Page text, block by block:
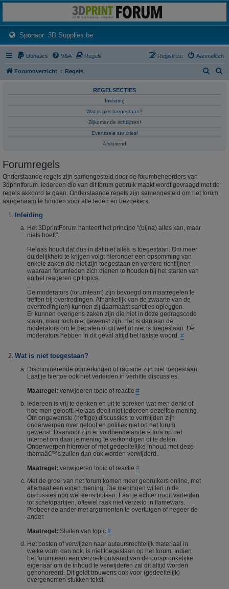
Het 3D print forum van de Benelux na de sluiting van 3dprintforum.nl
Sponsor: 3D Supplies.be(Opens a new tab)
Donaties V&A Regels Aanmelden
Registreer
Forumoverzicht Regels
e
REGELSECTIES
Inleiding
Wat is niet toegestaan?
Bijkomende richtlijnen!
Eventuele sancties!
Afsluitend
Forumregels
Onderstaande regels zijn samengesteld door de forumbeheerders van
3dprintforum. Iedereen die van dit forum gebruik maakt wordt gevraagd met de
regels akkoord te gaan. Onderstaande regels zijn samengesteld om het forum
aangenaam te houden voor alle leden en bezoekers.
Inleiding
Het 3DprintForum hanteert het principe "(bijna) alles kan, maar
niets hoeft".
Helaas houdt dat dus in dat niet alles is toegestaan. Om meer
duidelijkheid te krijgen volgt hieronder een opsomming van
enkele zaken die niet zijn toegestaan en verdere richtlijnen
waaraan forumleden zich dienen te houden bij het starten van
en het reageren op topics.
De moderators (forumteam) zijn bevoegd om maatregelen te
treffen bij overtredingen. Afhankelijk van de zwaarte van de
overtreding(en) kunnen zij daarnaast sancties opleggen.
Er kunnen overigens zaken zijn die niet in deze gedragscode
staan, maar toch niet gewenst zijn. Het is dan aan de
moderators om te bepalen of dit wel of niet is toegestaan. De
moderators hebben in dit geval altijd het laatste woord. #
Wat is niet toegestaan?
Discriminerende opmerkingen of racisme zijn niet toegestaan.
Laat je hiertoe ook niet verleiden in verhitte discussies.
Maatregel: verwijderen topic of reactie #
Iedereen is vrij te denken en uit te spreken wat men denkt of
hoe men gelooft. Helaas deelt niet iedereen dezelfde mening.
Om ongewenste (heftige) discussies te vermijden zijn
onderwerpen over geloof en politiek niet op het forum
gewenst. Daarvoor zijn er voldoende andere fora op het
internet om daar je mening te verkondigen of te delen.
Onderwerpen hierover of met gedeeltelijke inhoud met deze
themaâ€™s zullen dan ook worden verwijderd.
Maatregel: verwijderen topic of reactie #
Met de groei van het forum komen meer gebruikers online, met
allemaal een eigen mening. Die meningen willen in de
discussies nog wel eens botsen. Laat je echter nooit verleiden
tot scheldpartijen, oftewel raak niet verzeild in flamewars.
Probeer de ander met argumenten te overtuigen of negeer de
ander.
Maatregel: Sluiten van topic #
Het posten of verwijzen naar auteursrechtelijk materiaal in
welke vorm dan ook, is niet toegestaan op het forum. Indien
het forumteam een verzoek ontvangt van de oorspronkelijke
eigenaar om de inhoud te verwijderen zal dit altijd worden
gehonoreerd. Dit geldt trouwens ook voor (gedeeltelijk)
overgenomen stukken tekst.